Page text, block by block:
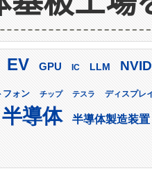
EV GPU IC LLM
フォン チップ テスラ ディスプレ
半導体 半導体製造装置